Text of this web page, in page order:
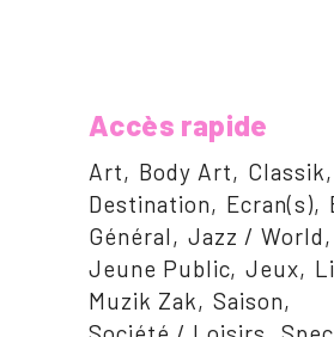
Accès rapide
Art Body Art
Classik
Destination
Ecran(s)
Général
Jazz / World
Jeune Public Jeux
Muzik Zak
Saison